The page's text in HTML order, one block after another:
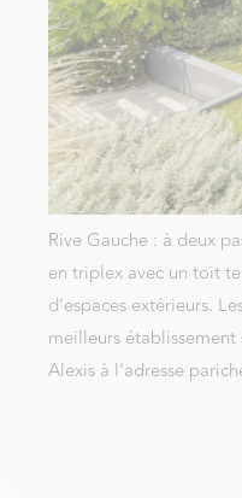
Rive Gauche : à deux
en triplex avec un toit
d’espaces extérieurs.
meilleurs
Alexis à l’adresse